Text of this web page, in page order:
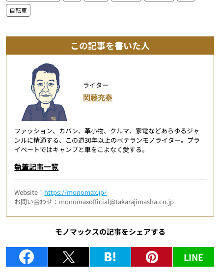
自転車
この記事を書いた人
ライター
岡藤充泰
ファッション、カバン、革小物、クルマ、家電などあらゆるジャ
ンルに精通する、この道30年以上のベテランモノライター。プラ
イベートではキャンプと車をこよなく愛する。
執筆記事一覧
Website： https://monomax.jp/
お問い合わせ：monomaxofficial@takarajimasha.co.jp
モノマックスの記事をシェアする
LINE